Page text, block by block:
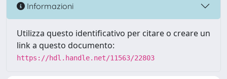
Informazioni
Utilizza questo identificativo per citare o creare un
link a questo documento:
https://hdl.handle.net/11563/22803